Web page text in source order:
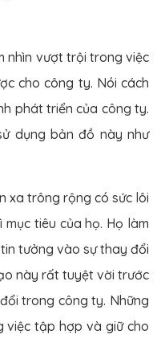
nhìn vượt trội trong việc
cho công ty. Nói cách
phát triển của công ty.
dụng bản đồ này như
xa trông rộng có sức lôi
tiêu của họ. Họ làm
tưởng vào sự thay đổi
này rất tuyệt vời trước
trong công ty. Những
tập hợp và giữ cho